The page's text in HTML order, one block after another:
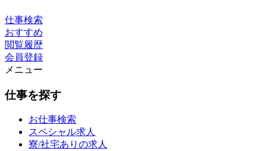
仕事検索
おすすめ
閲覧履歴
会員登録
メニュー
仕事を探す
お仕事検索
スペシャル求人
寮/社宅ありの求人